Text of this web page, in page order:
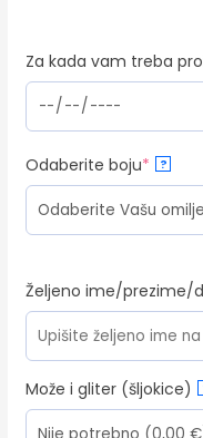
Za kada vam treba
Odaberite boju* ?
Željeno ime/prezime/
Može i gliter (šljokice)